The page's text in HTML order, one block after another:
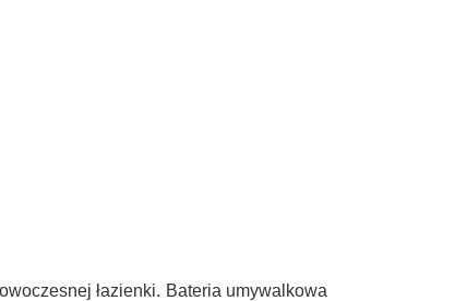
łazienki. Bateria umywalkowa